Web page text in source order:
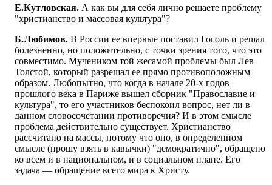
Е.Кутловская. А как вы для себя лично решаете проблему
"христианство и массовая культура"?
Б.Любимов. В России ее впервые поставил Гоголь и решал
болезненно, но положительно, с точки зрения того, что это
совместимо. Мучеником той жесамой проблемы был Лев
Толстой, который разрешал ее прямо противоположным
образом. Любопытно, что когда в начале 20-х годов
прошлого века в Париже вышел сборник "Православие и
культура", то его участников беспокоил вопрос, нет ли в
данном словосочетании противоречия? И в этом смысле
проблема действительно существует. Христианство
рассчитано на массы, потому что оно, в определенном
смысле (прошу взять в кавычки) "демократично", обращено
ко всем и в национальном, и в социальном плане. Его
задача — обращение всего мира к Христу.